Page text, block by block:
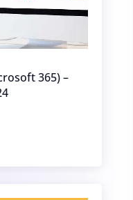
365) –